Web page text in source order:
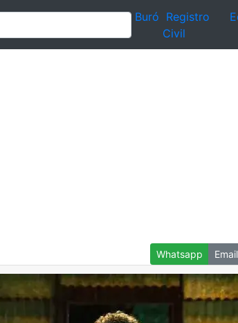
Buró Registro
Civil
Whatsapp Email